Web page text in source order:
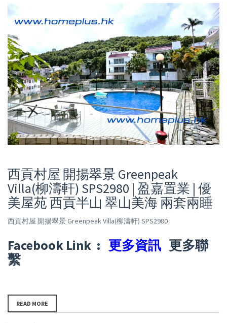
留
言
西貢村屋 開揚翠景 Greenpeak
Villa(柳濤軒) SPS2980 | 盈嘉置業 | 優
美屋苑 西貢半山 翠山美海 兩套兩睡
西貢村屋 開揚翠景 Greenpeak Villa(柳濤軒) SPS2980
Facebook Link : 更多資訊 更多聯
繫
READ MORE